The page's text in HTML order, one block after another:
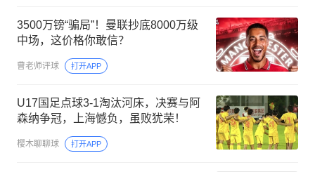
3500万镑“骗局”！曼联抄底8000万级
中场，这价格你敢信？
曹老师评球 打开APP
U17国足点球3-1淘汰河床，决赛与阿
森纳争冠，上海憾负，虽败犹荣！
樱木聊聊球 打开APP